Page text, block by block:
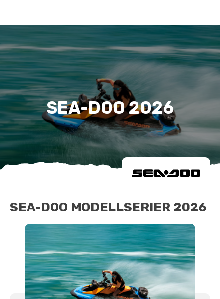
SEA-DOO 2026
SEA-DOO MODELLSERIER 2026